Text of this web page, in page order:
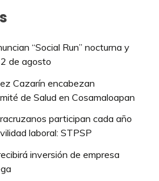
“Social Run” nocturna y
de agosto
Cazarín encabezan
de Salud en Cosamaloapan
participan cada año
laboral: STPSP
inversión de empresa